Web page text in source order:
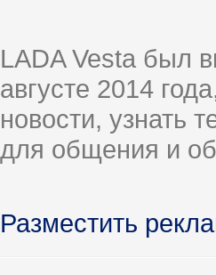
LADA Vesta был
августе 2014
новости, узнать
для общения и
Разместить